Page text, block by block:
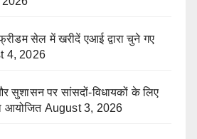
सेल में खरीदें एआई द्वारा चुने गए
4, 2026
पर सांसदों-विधायकों के लिए
आयोजित August 3, 2026